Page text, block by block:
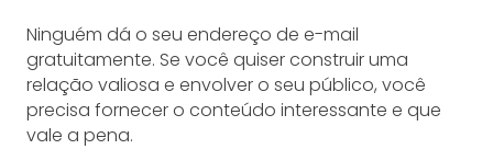
Ninguém dá o seu endereço de e-mail
gratuitamente. Se você quiser construir uma
relação valiosa e envolver o seu público, você
precisa fornecer o conteúdo interessante e que
vale a pena.